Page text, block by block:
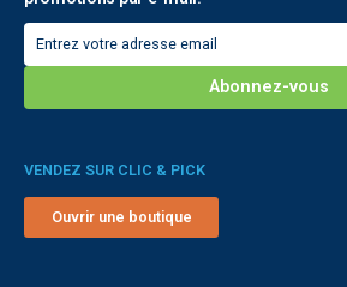
VENDEZ SUR CLIC & PICK
Ouvrir une boutique